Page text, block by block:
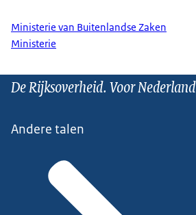
Ministerie van Buitenlandse Zaken
Ministerie
De Rijksoverheid. Voor Nederland
Andere talen